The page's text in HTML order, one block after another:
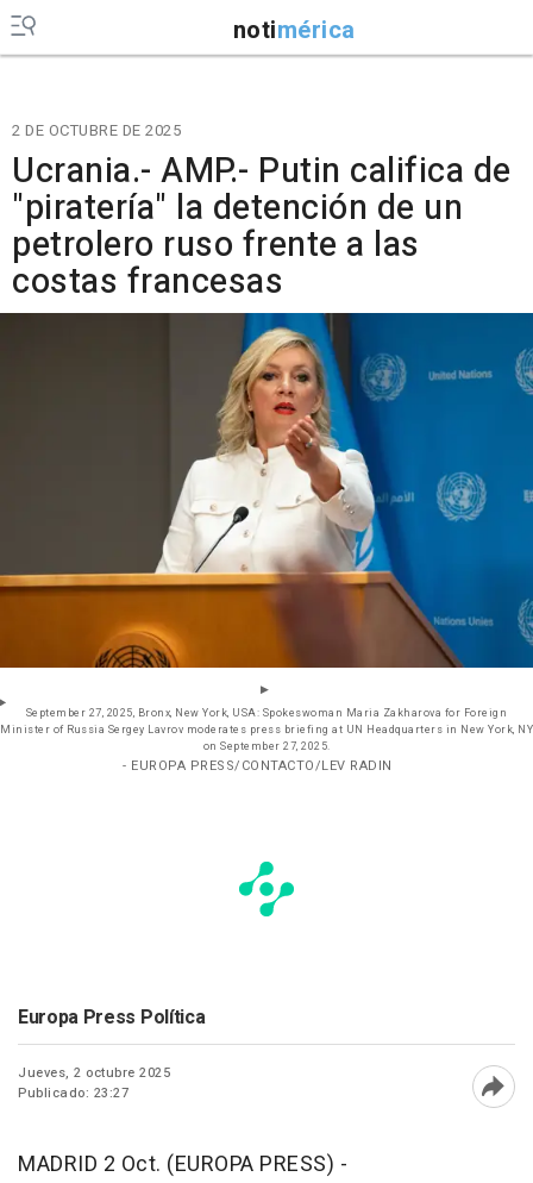
notimérica
2 DE OCTUBRE DE 2025
Ucrania.- AMP.- Putin califica de
"piratería" la detención de un
petrolero ruso frente a las
costas francesas
September 27, 2025, Bronx, New York, USA: Spokeswoman Maria Zakharova for Foreign
Minister of Russia Sergey Lavrov moderates press briefing at UN Headquarters in New York, NY
on September 27, 2025.
- EUROPA PRESS/CONTACTO/LEV RADIN
Europa Press Política
Jueves, 2 octubre 2025
Publicado: 23:27
MADRID 2 Oct. (EUROPA PRESS) -